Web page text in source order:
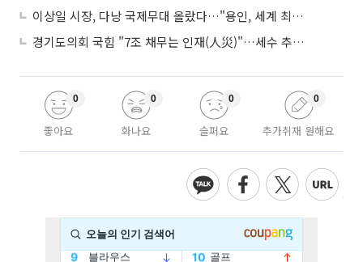
이상일 시장, 다낭 국제무대 올랐다…"용인, 세계 최대 반도체 도시 된다"
경기도의회 국힘 "7조 채무는 인재(人災)"…세수 추계 조작 의혹 제기
좋아요
0
화나요
0
슬퍼요
0
추가취재 원해요
0